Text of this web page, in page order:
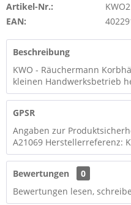
Artikel-Nr.:
EAN:
Beschreibung
KWO - Räuchermann
kleinen Handwerksbetrieb
GPSR
Angaben zur
A21069 Herstellerreferenz:
Bewertungen
0
Bewertungen lesen,